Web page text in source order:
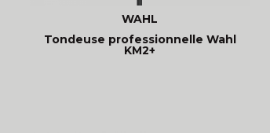
WAHL
Tondeuse professionnelle Wahl
KM2+